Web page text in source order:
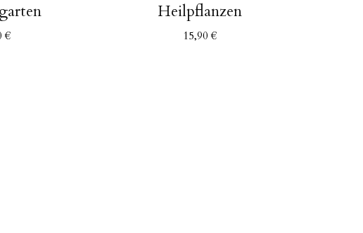
€
Heilpflanzen
15,90€